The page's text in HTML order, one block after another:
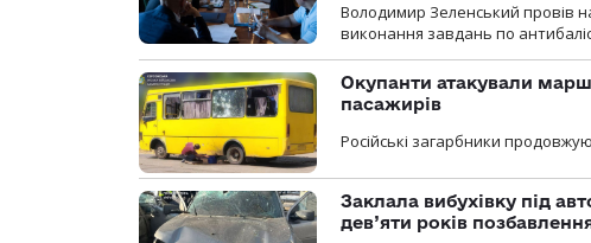
Володимир Зеленський провів
виконання завдань по
Окупанти атакували
пасажирів
Російські загарбники
Заклала вибухівку під
дев’яти років